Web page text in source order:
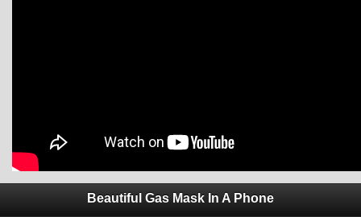
Beautiful Gas Mask In A Phone